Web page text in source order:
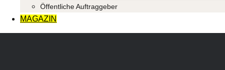
Öffentliche Auftraggeber
MAGAZIN